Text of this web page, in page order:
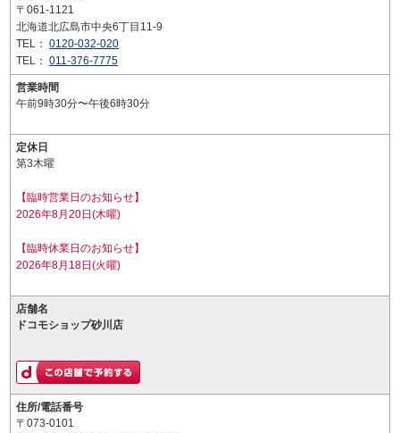
〒061-1121
北海道北広島市中央6丁目11-9
TEL： 0120-032-020
TEL： 011-376-7775
営業時間
午前9時30分〜午後6時30分
定休日
第3木曜
【臨時営業日のお知らせ】
2026年8月20日(木曜)
【臨時休業日のお知らせ】
2026年8月18日(火曜)
店舗名
ドコモショップ砂川店
住所/電話番号
〒073-0101